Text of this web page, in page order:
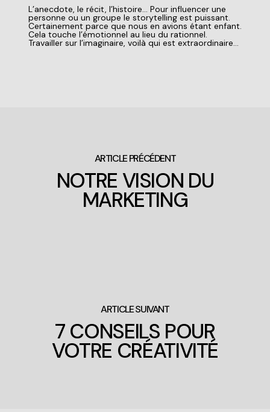
L’anecdote, le récit, l’histoire… Pour influencer une
personne ou un groupe le storytellingest puissant.
Certainement parce que nous en avions étant enfant.
Cela touche l’émotionnel au lieu du rationnel.
Travailler sur l’imaginaire, voilà qui est extraordinaire…
ARTICLE PRÉCÉDENT
NOTRE VISION DU
MARKETING
ARTICLE SUIVANT
7 CONSEILS POUR
VOTRE CRÉATIVITÉ